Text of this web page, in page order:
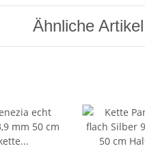
Ähnliche Artikel